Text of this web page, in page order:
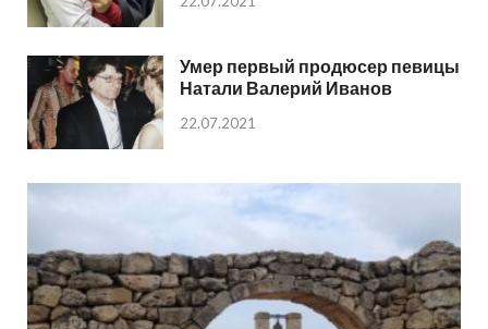
Умер первый продюсер певицы
Натали Валерий Иванов
22.07.2021